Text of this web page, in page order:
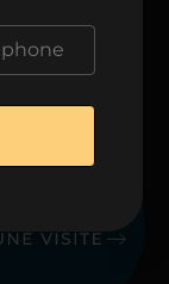
réservés.